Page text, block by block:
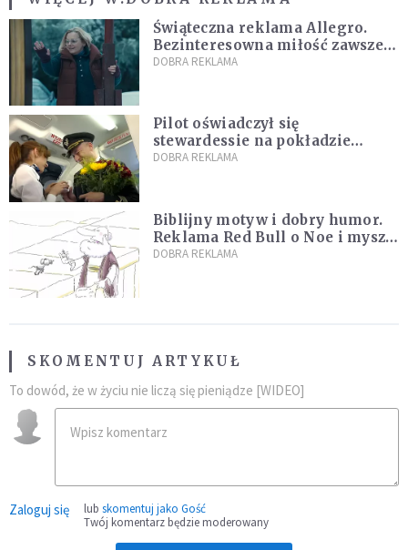
Świąteczna reklama Allegro.
Bezinteresowna miłość zawsze
do nas powraca
DOBRA REKLAMA
Pilot oświadczył się
stewardessie na pokładzie
samolotu PLL LOT [WIDEO]
DOBRA REKLAMA
Biblijny motyw i dobry humor.
Reklama Red Bull o Noe i myszy
rozbawi cię do łez! [WIDEO]
DOBRA REKLAMA
SKOMENTUJ ARTYKUŁ
To dowód, że w życiu nie liczą się pieniądze [WIDEO]
Zaloguj się lub skomentuj jako Gość
Twój komentarz będzie moderowany